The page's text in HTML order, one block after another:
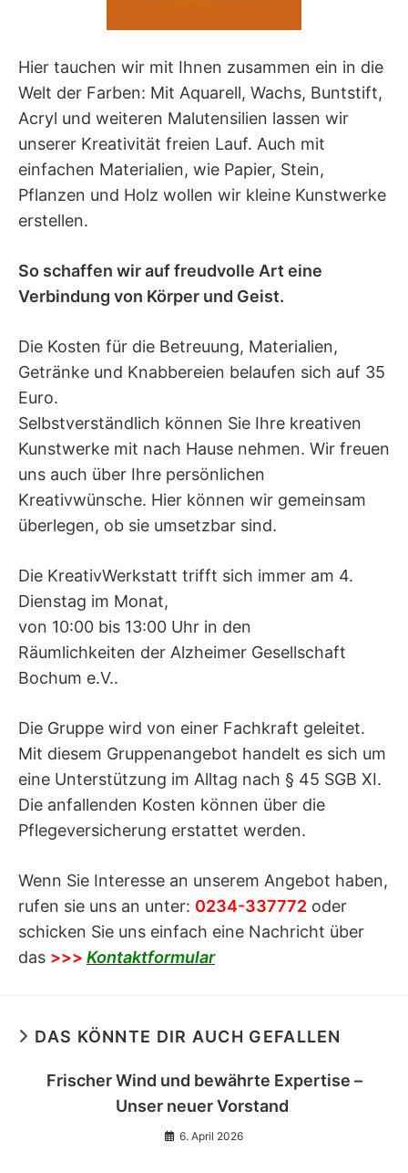
Hier tauchen wir mit Ihnen zusammen ein in die
Welt der Farben: Mit Aquarell, Wachs, Buntstift,
Acryl und weiteren Malutensilien lassen wir
unserer Kreativität freien Lauf. Auch mit
einfachen Materialien, wie Papier, Stein,
Pflanzen und Holz wollen wir kleine Kunstwerke
erstellen.
So schaffen wir auf freudvolle Art eine
Verbindung von Körper und Geist.
Die Kosten für die Betreuung, Materialien,
Getränke und Knabbereien belaufen sich auf 35
Euro.
Selbstverständlich können Sie Ihre kreativen
Kunstwerke mit nach Hause nehmen. Wir freuen
uns auch über Ihre persönlichen
Kreativwünsche. Hier können wir gemeinsam
überlegen, ob sie umsetzbar sind.
Die KreativWerkstatt trifft sich immer am 4.
Dienstag im Monat,
von 10:00 bis 13:00 Uhr in den
Räumlichkeiten der Alzheimer Gesellschaft
Bochum e.V..
Die Gruppe wird von einer Fachkraft geleitet.
Mit diesem Gruppenangebot handelt es sich um
eine Unterstützung im Alltag nach § 45 SGB XI.
Die anfallenden Kosten können über die
Pflegeversicherung erstattet werden.
Wenn Sie Interesse an unserem Angebot haben,
rufen sie uns an unter: 0234-337772 oder
schicken Sie uns einfach eine Nachricht über
das >>> Kontaktformular
DAS KÖNNTE DIR AUCH GEFALLEN
Frischer Wind und bewährte Expertise –
Unser neuer Vorstand
6. April 2026